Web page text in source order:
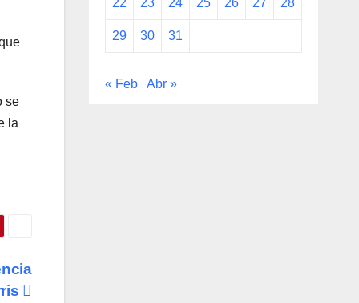
se
la
22 23 24 25 26 27 28
29 30 31
« Feb Abr »